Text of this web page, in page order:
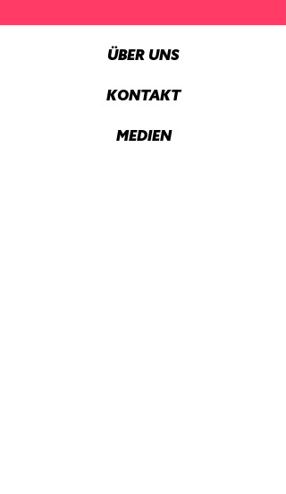
ÜBER UNS
KONTAKT
MEDIEN